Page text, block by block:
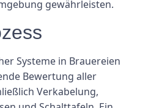
gewährleisten.
Systeme in Brauereien
Bewertung aller
Verkabelung,